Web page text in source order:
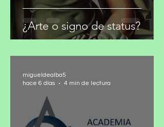
¿Arte o signo de status?
hace 6 días